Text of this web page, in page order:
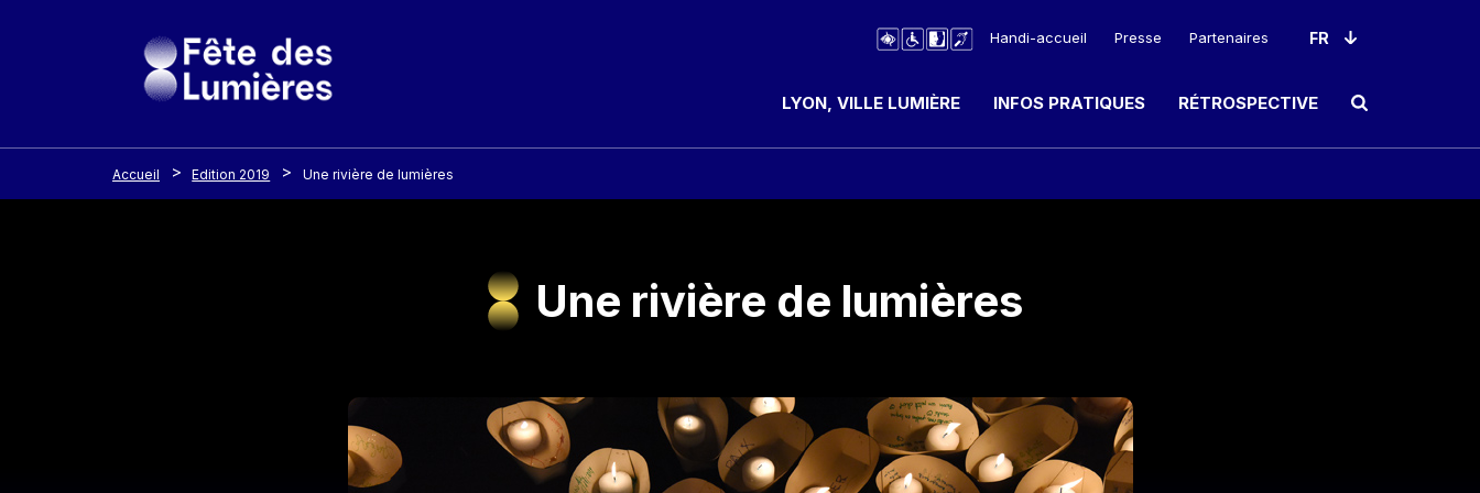
Handi-accueil Presse Partenaires
LYON, VILLE LUMIÈRE INFOS PRATIQUES RÉTROSPECTIVE Ouvrir le champ de
Accueil Edition 2019 Une rivière de lumières
Une rivière de lumières